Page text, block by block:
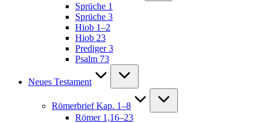
Sprüche 1
Sprüche 3
Hiob 1–2
Hiob 23
Prediger 3
Psalm 73
Neues Testament
Römerbrief Kap. 1–8
Römer 1,16–23